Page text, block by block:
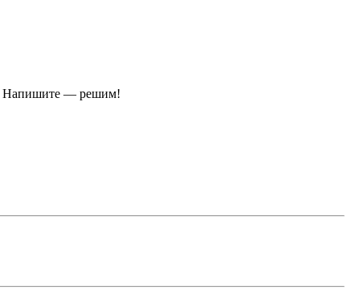
Напишите — решим!